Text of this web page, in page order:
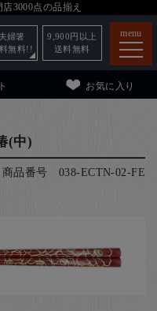
3000点の品揃え
menu
お気に入り
夫婦箸
無料!!
9,900 円以上
送料無料
(中)
商品番号 038-ECTN-02-FE